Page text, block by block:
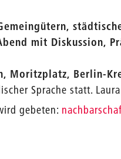
mit Diskussion,
Moritzplatz, Berlin-
Sprache statt.
gebeten: